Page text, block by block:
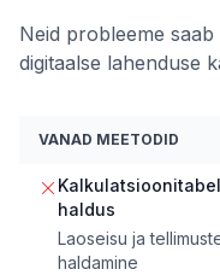
Neid probleeme
digitaalse lahenduse
VANAD MEETODID
haldus
Laoseisu ja
haldamine